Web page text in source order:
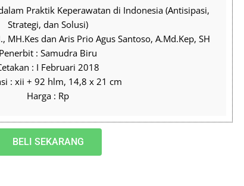
Praktik Keperawatan di Indonesia (Antisipasi,
Strategi, dan Solusi)
MH.Kes dan Aris Prio Agus Santoso, A.Md.Kep, SH
Penerbit : Samudra Biru
: I Februari 2018
: xii + 92 hlm, 14,8 x 21 cm
Harga : Rp
BELI SEKARANG